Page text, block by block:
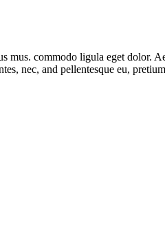
mus. commodo ligula eget dolor.
nec, and pellentesque eu,